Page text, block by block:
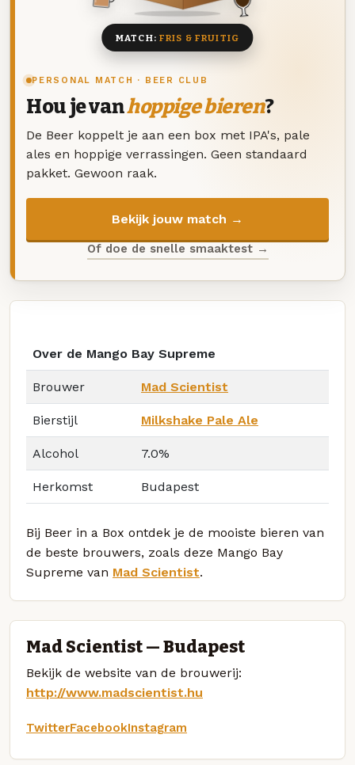
PERSONAL MATCH · BEER CLUB
Hou je vanhoppige bieren?
De Beer koppelt je aan een box met IPA's, pale
ales en hoppige verrassingen. Geen standaard
pakket. Gewoon raak.
Bekijk jouw match →
Of doe de snelle smaaktest →
MATCH: FRIS & FRUITIG
Over de Mango Bay Supreme
Brouwer Mad Scientist
Bierstijl Milkshake Pale Ale
Alcohol 7.0%
Herkomst Budapest
Bij Beer in a Box ontdek je de mooiste bieren van
de beste brouwers, zoals deze Mango Bay
Supreme van Mad Scientist.
Mad Scientist — Budapest
Bekijk de website van de brouwerij:
http://www.madscientist.hu
TwitterFacebookInstagram